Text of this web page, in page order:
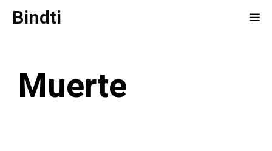
SaltarBindti
Muerte